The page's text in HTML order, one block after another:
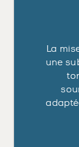
La
une